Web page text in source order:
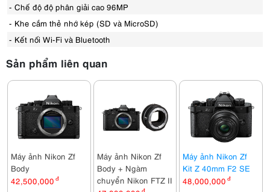
- Chế độ độ phân giải cao 96MP
- Khe cắm thẻ nhớ kép (SD và MicroSD)
- Kết nối Wi-Fi và Bluetooth
Sản phẩm liên quan
Máy ảnh Nikon Zf
Body
42,500,000 đ
Máy ảnh Nikon Zf
Body + Ngàm
chuyển Nikon FTZ II
đ
Máy ảnh Nikon Zf
Kit Z 40mm F2 SE
48,000,000 đ